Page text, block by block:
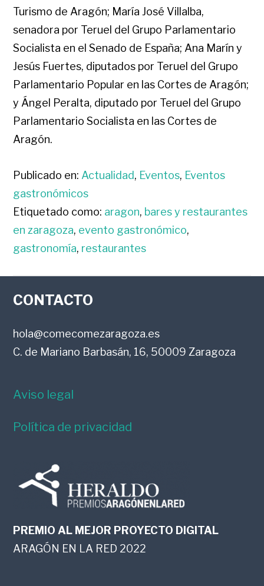
Turismo de Aragón; María José Villalba,
senadora por Teruel del Grupo Parlamentario
Socialista en el Senado de España; Ana Marín y
Jesús Fuertes, diputados por Teruel del Grupo
Parlamentario Popular en las Cortes de Aragón;
y Ángel Peralta, diputado por Teruel del Grupo
Parlamentario Socialista en las Cortes de
Aragón.
Publicado en: Actualidad, Eventos, Eventos
gastronómicos
Etiquetado como: aragon, bares y restaurantes
en zaragoza, evento gastronómico,
gastronomía, restaurantes
FOOTER
CONTACTO
hola@comecomezaragoza.es
C. de Mariano Barbasán, 16, 50009 Zaragoza
Aviso legal
Política de privacidad
PREMIO AL MEJOR PROYECTO DIGITAL
ARAGÓN EN LA RED 2022